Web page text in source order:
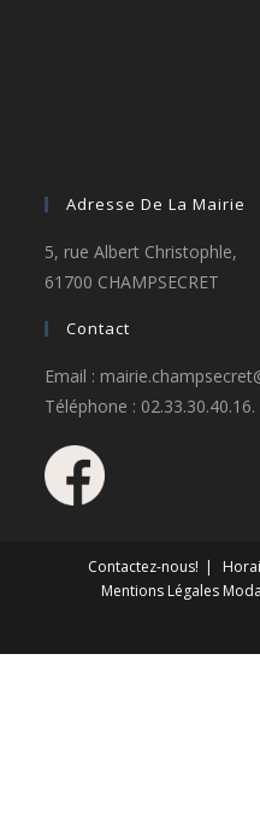
Adresse De La Mairie
5, rue Albert Christophle,
61700 CHAMPSECRET
Contact
Email :
Téléphone : 02.33.30.40.16.
Contactez-nous!
Mentions Légales